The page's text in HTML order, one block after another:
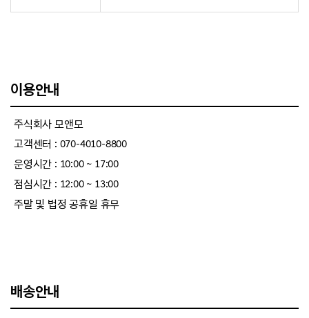
이용안내
주식회사 모앤모
고객센터 : 070-4010-8800
운영시간 : 10:00 ~ 17:00
점심시간 : 12:00 ~ 13:00
주말 및 법정 공휴일 휴무
배송안내